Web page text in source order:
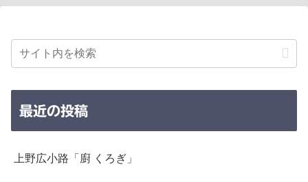
最近の投稿
上野広小路「廚 くろぎ」